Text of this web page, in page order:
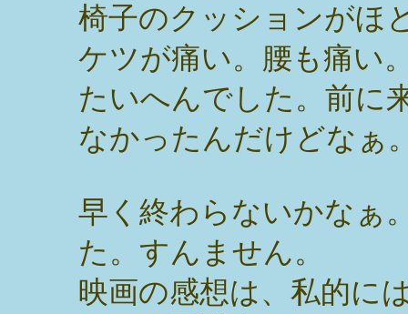
椅子のクッションがほ
ケツが痛い。腰も痛い
たいへんでした。前に
なかったんだけどなぁ
早く終わらないかなぁ
た。すんません。
映画の感想は、私的に